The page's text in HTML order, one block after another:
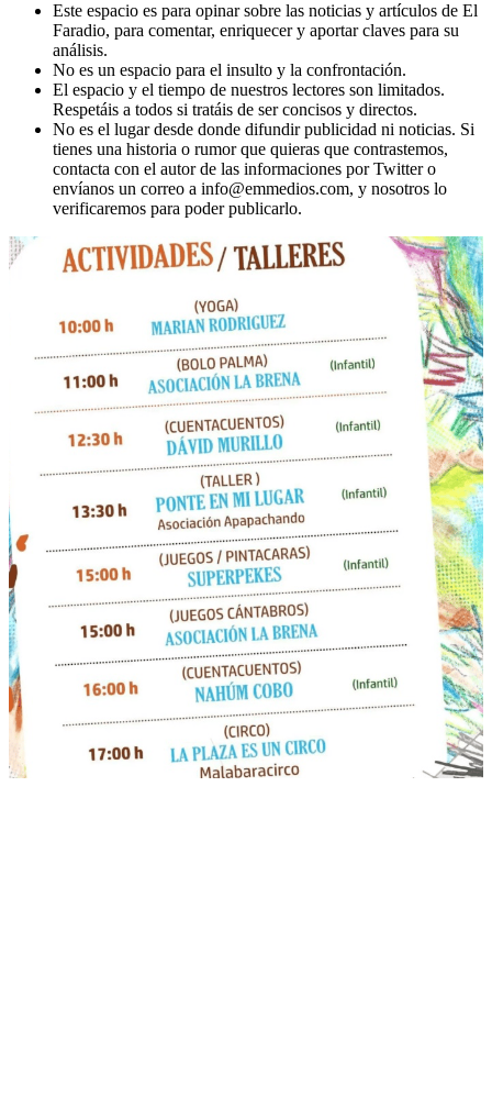
Este espacio es para opinar sobre las noticias y artículos de El
Faradio, para comentar, enriquecer y aportar claves para su
análisis.
No es un espacio para el insulto y la confrontación.
El espacio y el tiempo de nuestros lectores son limitados.
Respetáis a todos si tratáis de ser concisos y directos.
No es el lugar desde donde difundir publicidad ni noticias. Si
tienes una historia o rumor que quieras que contrastemos,
contacta con el autor de las informaciones por Twitter o
envíanos un correo a info@emmedios.com, y nosotros lo
verificaremos para poder publicarlo.